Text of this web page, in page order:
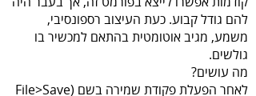
להם גודל קבוע. כעת העיצוב רספונסיבי,
משמע, מגיב אוטומטית בהתאם למכשיר בו
גולשים.
מה עושים?
לאחר הפעלת פקודת שמירה בשם (File>Save